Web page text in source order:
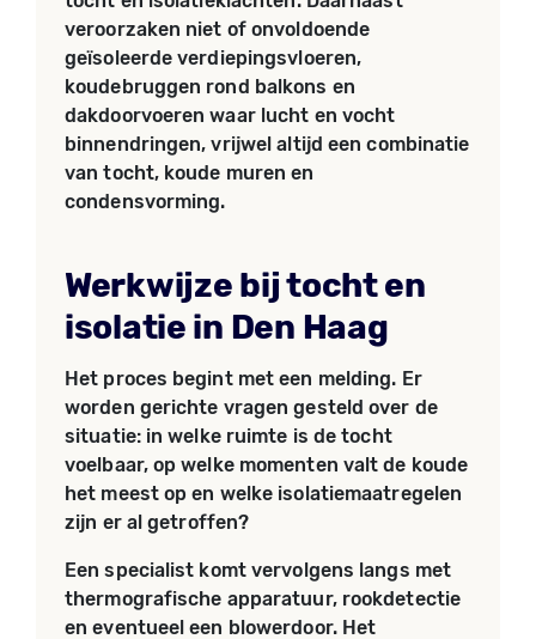
veroorzaken niet of onvoldoende
geïsoleerde verdiepingsvloeren,
koudebruggen rond balkons en
dakdoorvoeren waar lucht en vocht
binnendringen, vrijwel altijd een combinatie
van tocht, koude muren en
condensvorming.
Werkwijze bij tocht en
isolatie in Den Haag
Het proces begint met een melding. Er
worden gerichte vragen gesteld over de
situatie: in welke ruimte is de tocht
voelbaar, op welke momenten valt de koude
het meest op en welke isolatiemaatregelen
zijn er al getroffen?
Een specialist komt vervolgens langs met
thermografische apparatuur, rookdetectie
en eventueel een blowerdoor. Het